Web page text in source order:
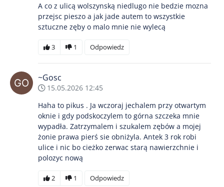
A co z ulicą wolszynską niedlugo nie bedzie mozna
przejsc pieszo a jak jade autem to wszystkie
sztuczne zęby o malo mnie nie wylecą
3 1 Odpowiedz
~Gosc
15.05.2026 12:45
Haha to pikus . Ja wczoraj jechalem przy otwartym
oknie i gdy podskoczylem to górna szczeka mnie
wypadła. Zatrzymalem i szukalem zębów a mojej
żonie prawa pierś sie obniżyla. Antek 3 rok robi
ulice i nic bo cieżko zerwac starą nawierzchnie i
polozyc nową
2 1 Odpowiedz